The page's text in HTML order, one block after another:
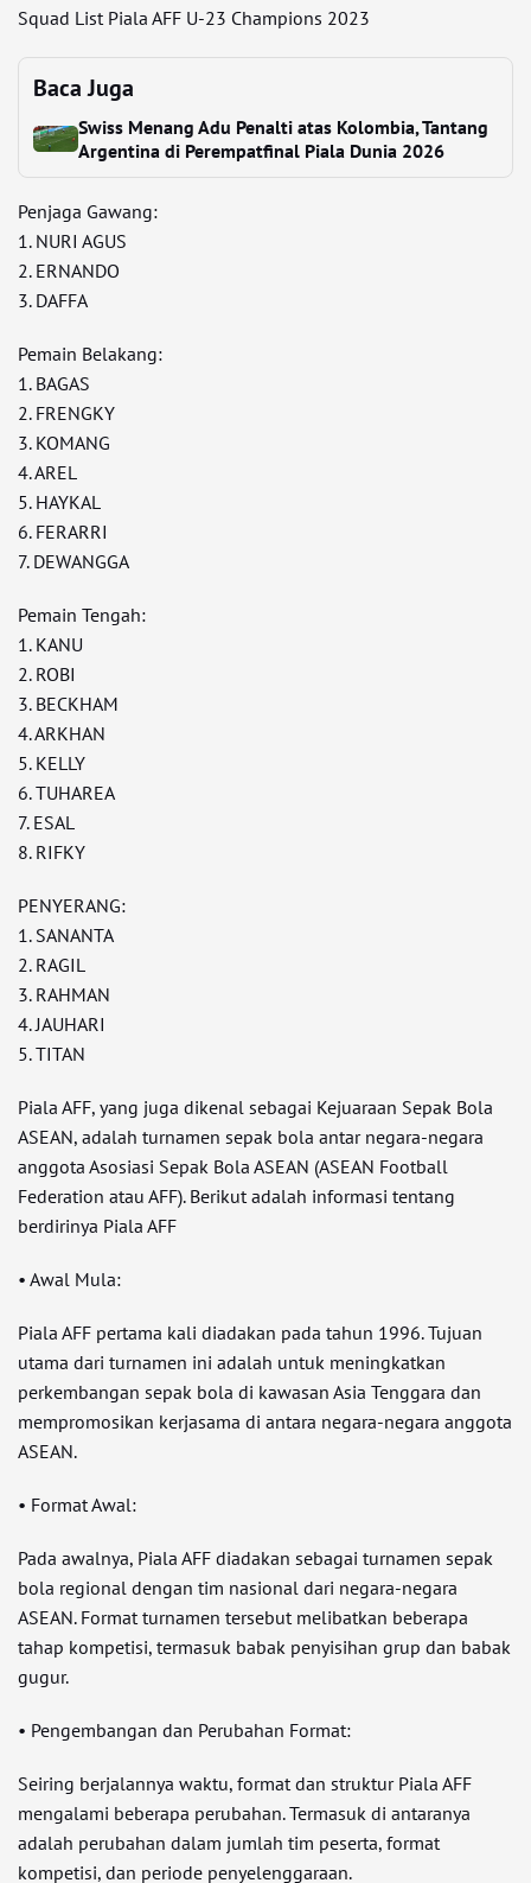
Squad List Piala AFF U-23 Champions 2023
Baca Juga
Swiss Menang Adu Penalti atas Kolombia, Tantang
Argentina di Perempatfinal Piala Dunia 2026
Penjaga Gawang:
1. NURI AGUS
2. ERNANDO
3. DAFFA
Pemain Belakang:
1. BAGAS
2. FRENGKY
3. KOMANG
4. AREL
5. HAYKAL
6. FERARRI
7. DEWANGGA
Pemain Tengah:
1. KANU
2. ROBI
3. BECKHAM
4. ARKHAN
5. KELLY
6. TUHAREA
7. ESAL
8. RIFKY
PENYERANG:
1. SANANTA
2. RAGIL
3. RAHMAN
4. JAUHARI
5. TITAN
Piala AFF, yang juga dikenal sebagai Kejuaraan Sepak Bola
ASEAN, adalah turnamen sepak bola antar negara-negara
anggota Asosiasi Sepak Bola ASEAN (ASEAN Football
Federation atau AFF). Berikut adalah informasi tentang
berdirinya Piala AFF
• Awal Mula:
Piala AFF pertama kali diadakan pada tahun 1996. Tujuan
utama dari turnamen ini adalah untuk meningkatkan
perkembangan sepak bola di kawasan Asia Tenggara dan
mempromosikan kerjasama di antara negara-negara anggota
ASEAN.
• Format Awal:
Pada awalnya, Piala AFF diadakan sebagai turnamen sepak
bola regional dengan tim nasional dari negara-negara
ASEAN. Format turnamen tersebut melibatkan beberapa
tahap kompetisi, termasuk babak penyisihan grup dan babak
gugur.
• Pengembangan dan Perubahan Format:
Seiring berjalannya waktu, format dan struktur Piala AFF
mengalami beberapa perubahan. Termasuk di antaranya
adalah perubahan dalam jumlah tim peserta, format
kompetisi, dan periode penyelenggaraan.